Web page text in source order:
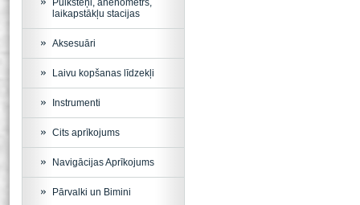
Pulksteņi, anenometrs,
laikapstākļu stacijas
Aksesuāri
Laivu kopšanas līdzekļi
Instrumenti
Cits aprīkojums
Navigācijas Aprīkojums
Pārvalki un Bimini